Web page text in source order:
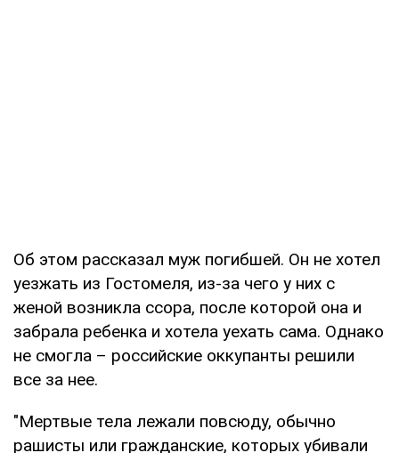
Об этом рассказал муж погибшей. Он не хотел
уезжать из Гостомеля, из-за чего у них с
женой возникла ссора, после которой она и
забрала ребенка и хотела уехать сама. Однако
не смогла – российские оккупанты решили
все за нее.
"Мертвые тела лежали повсюду, обычно
рашисты или гражданские, которых убивали